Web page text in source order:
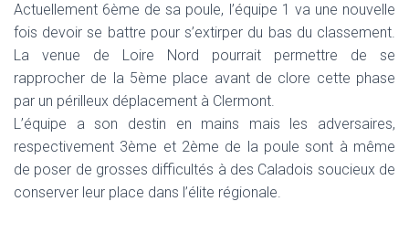
N
Actuellement 6ème de sa poule, l’équipe 1 va une nouvelle
fois devoir se battre pour s’extirper du bas du classement.
La venue de Loire Nord pourrait permettre de se
rapprocher de la 5ème place avant de clore cette phase
par un périlleux déplacement à Clermont.
L’équipe a son destin en mains mais les adversaires,
respectivement 3ème et 2ème de la poule sont à même
de poser de grosses difficultés à des Caladois soucieux de
conserver leur place dans l’élite régionale.